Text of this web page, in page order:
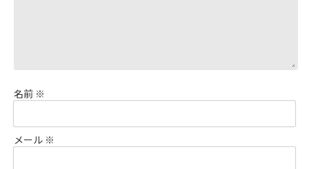
名前 ※
メール ※